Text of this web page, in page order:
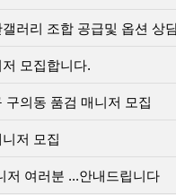
러리 조합 공급및 옵션 상
모집합니다.
구의동 품검 매니저 모집
저 모집
저 여러분 ...안내드립니다